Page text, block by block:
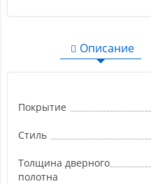
Описание
Покрытие
Стиль
Толщина дверного
полотна